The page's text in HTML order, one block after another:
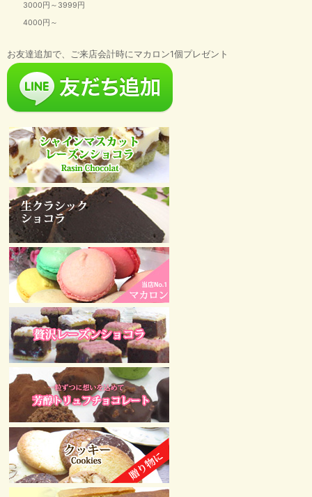
3000円～3999円
4000円～
お友達追加で、ご来店会計時にマカロン1個プレゼント